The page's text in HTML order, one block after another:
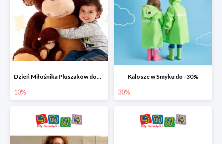
Dzień Miłośnika Pluszaków dodatkowy rabat -10%
10%
Kalosze w Smyku do -30%
30%